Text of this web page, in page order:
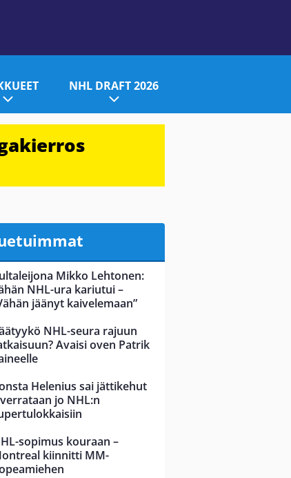
NHL DRAFT 2026
Mikko Lehtonen:
NHL-ura kariutui –
jäänyt kaivelemaan”
NHL-seura rajuun
Avaisi oven Patrik
Helenius sai jättikehut
jo NHL:n
sopimus kouraan –
kiinnitti MM-